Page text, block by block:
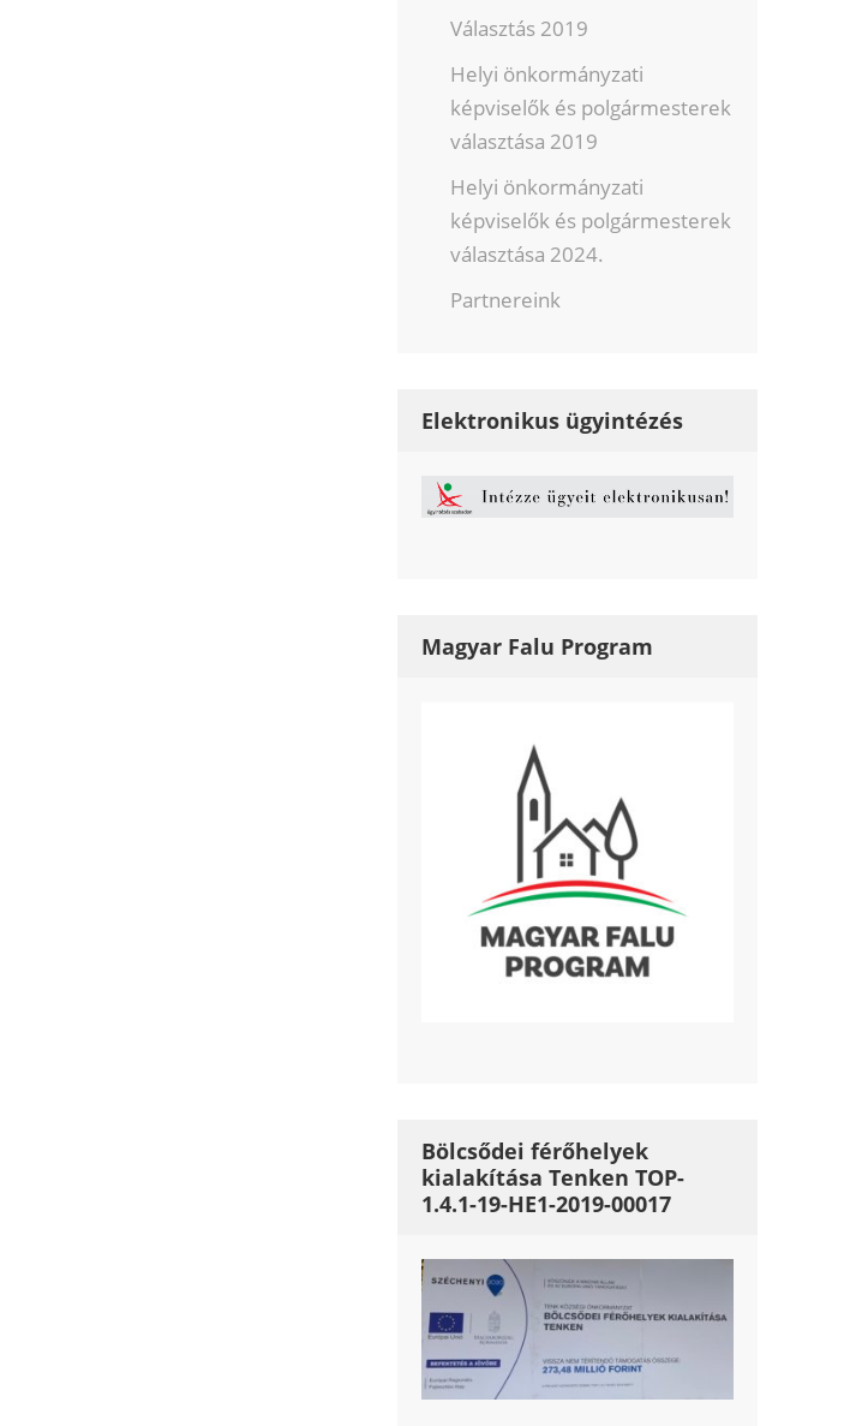
Választás 2019
Helyi önkormányzati
képviselők és polgármesterek
választása 2019
Helyi önkormányzati
képviselők és polgármesterek
választása 2024.
Partnereink
Elektronikus ügyintézés
Magyar Falu Program
Bölcsődei férőhelyek
kialakítása Tenken TOP-
1.4.1-19-HE1-2019-00017